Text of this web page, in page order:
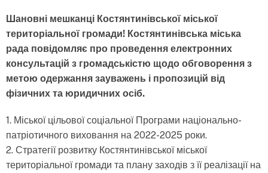
Шановні мешканці Костянтинівської міської
територіальної громади! Костянтинівська міська
рада повідомляє про проведення електронних
консультацій з громадськістю щодо обговорення з
метою одержання зауважень і пропозицій від
фізичних та юридичних осіб.
1. Міської цільової соціальної Програми національно-
патріотичного виховання на 2022-2025 роки.
2. Стратегії розвитку Костянтинівської міської
територіальної громади та плану заходів з її реалізації на